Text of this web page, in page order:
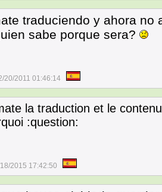
traduciendo y ahora no
sabe porque sera?
20/2011 01:46:14
la traduction et le
:question:
2015 17:42:50